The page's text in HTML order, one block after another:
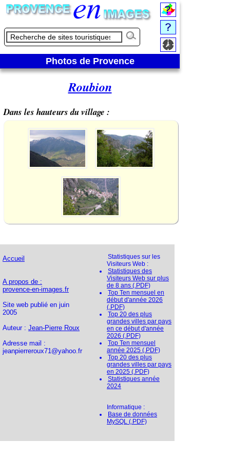
Photos de Provence
Roubion
Dans les hauteurs du village :
Accueil
A propos de :
provence-en-images.fr
Site web publié en juin
2005
Auteur : Jean-Pierre Roux
Adresse mail :
jeanpierreroux71@yahoo.fr
Statistiques sur les
Visiteurs Web :
Statistiques des
Visiteurs Web sur plus
de 8 ans (.PDF)
Top Ten mensuel en
début d'année 2026
(.PDF)
Top 20 des plus
grandes villes par pays
en ce début d'année
2026 (.PDF)
Top Ten mensuel
année 2025 (.PDF)
Top 20 des plus
grandes villes par pays
en 2025 (.PDF)
Statistiques année
2024
Informatique :
Base de données
MySQL (.PDF)